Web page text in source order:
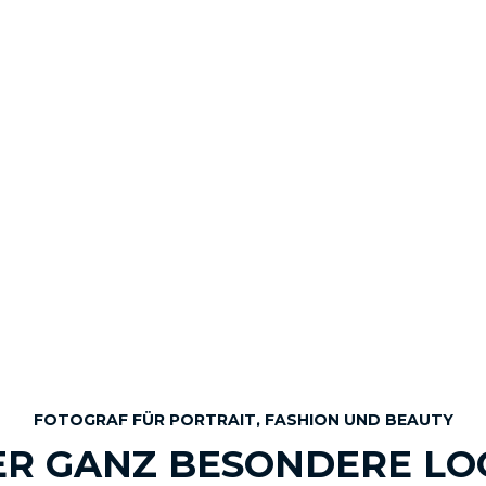
FOTOGRAF FÜR PORTRAIT, FASHION UND BEAUTY
GANZ BESONDERE